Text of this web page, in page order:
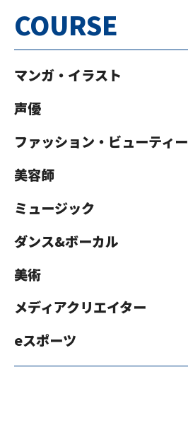
COURSE
マンガ・イラスト
声優
ファッション・ビューティー
美容師
ミュージック
ダンス&ボーカル
美術
メディアクリエイター
eスポーツ